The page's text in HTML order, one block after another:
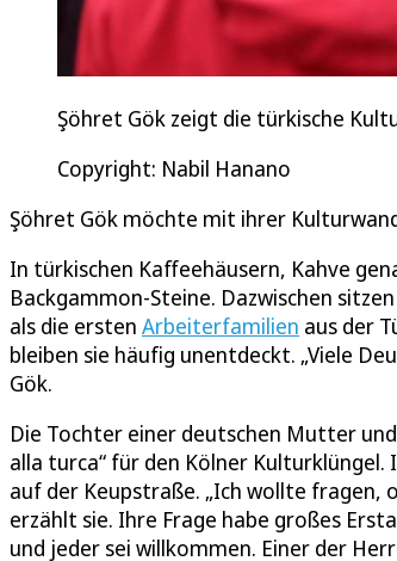
Şöhret Gök zeigt die türkische
Copyright: Nabil Hanano
Şöhret Gök möchte mit ihrer
In türkischen Kaffeehäusern, Kahve
Backgammon-Steine. Dazwischen
als die ersten Arbeiterfamilien aus der
bleiben sie häufig unentdeckt. „Viele
Gök.
Die Tochter einer deutschen Mutter
alla turca“ für den Kölner
auf der Keupstraße. „Ich wollte fragen,
erzählt sie. Ihre Frage habe großes
und jeder sei willkommen. Einer der